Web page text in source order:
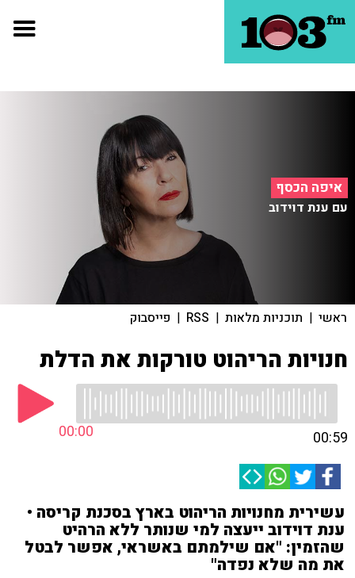
איפה הכסף
עם ענת דוידוב
ראשי | תוכניות מלאות |
RSS
| פייסבוק
חנויות הריהוט טורקות את הדלת
00:00 00:59
עשירית מחנויות הריהוט בארץ בסכנת קריסה •
ענת דוידוב ייעצה למי שנותר ללא הרהיט
שהזמין: "אם שילמתם באשראי, אפשר לבטל
את מה שלא נפדה"